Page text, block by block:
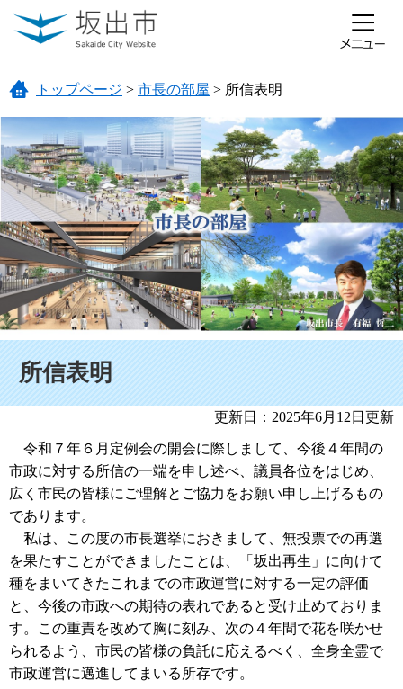
ページの先頭です。
メニューを飛ばして本文へ
トップページ > 市長の部屋 > 所信表明
所信表明
更新日：2025年6月12日更新
令和７年６月定例会の開会に際しまして、今後４年間の
市政に対する所信の一端を申し述べ、議員各位をはじめ、
広く市民の皆様にご理解とご協力をお願い申し上げるもの
であります。
私は、この度の市長選挙におきまして、無投票での再選
を果たすことができましたことは、「坂出再生」に向けて
種をまいてきたこれまでの市政運営に対する一定の評価
と、今後の市政への期待の表れであると受け止めておりま
す。この重責を改めて胸に刻み、次の４年間で花を咲かせ
られるよう、市民の皆様の負託に応えるべく、全身全霊で
市政運営に邁進してまいる所存です。